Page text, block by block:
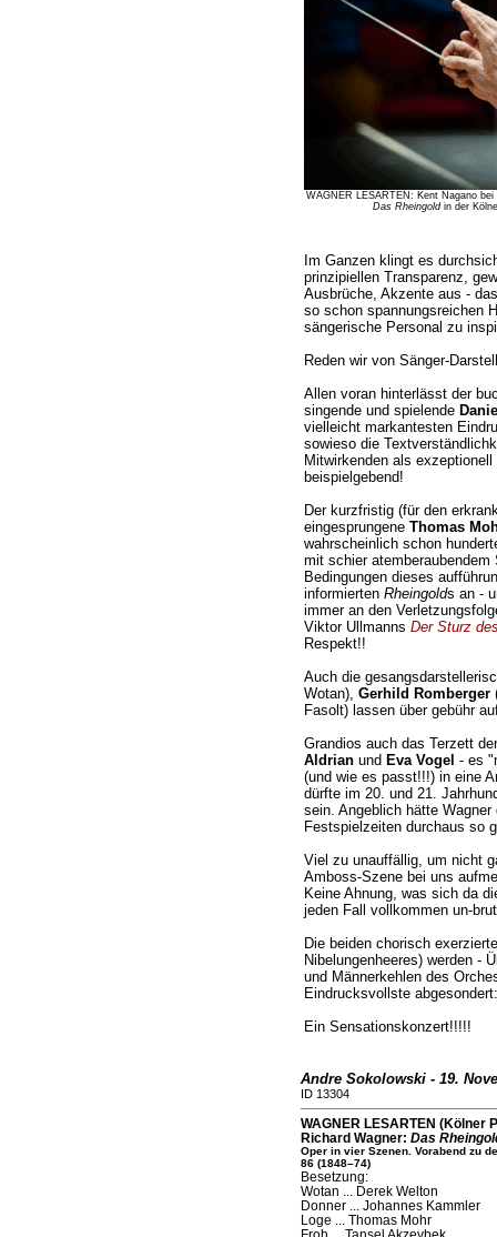
WAGNER LESARTEN: Kent Nagano
Das Rheingoldin der
Im Ganzen klingt es
prinzipiellen Transparenz,
Ausbrüche, Akzente aus -
so schon spannungsreichen
sängerische Personal zu
Reden wir von Sänger-
Allen voran hinterlässt der
singende und spielende
vielleicht markantesten
sowieso die
Mitwirkenden als
beispielgebend!
Der kurzfristig (für den
eingesprungene Thomas
wahrscheinlich schon
mit schier
Bedingungen dieses
informierten Rheingolds an -
immer an den
Viktor Ullmanns Der Sturz
Respekt!!
Auch die
Wotan), Gerhild Romberger
Fasolt) lassen über gebühr
Grandios auch das Terzett
Aldrianund Eva Vogel - es
(und wie es passt!!!) in eine
dürfte im 20. und 21.
sein. Angeblich hätte
Festspielzeiten durchaus so
Viel zu unauffällig, um nicht
Amboss-Szene bei uns
Keine Ahnung, was sich da
jeden Fall vollkommen un-
Die beiden chorisch
Nibelungenheeres) werden -
und Männerkehlen des
Eindrucksvollste
Ein Sensationskonzert!!!!!
Andre Sokolowski - 19.
ID 13304
WAGNER LESARTEN (Kölner
Richard Wagner: Das
Oper in vier Szenen. Vorabend zu
86 (1848–74)
Besetzung:
Wotan ... Derek Welton
Donner ... Johannes Kammler
Loge ... Thomas Mohr